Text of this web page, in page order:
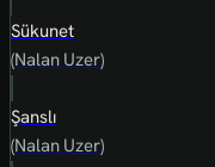
Sükunet
(Nalan Uzer)
Şanslı
(Nalan Uzer)